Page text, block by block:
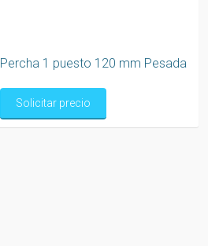
Percha 1 puesto 120 mm Pesada
Solicitar precio